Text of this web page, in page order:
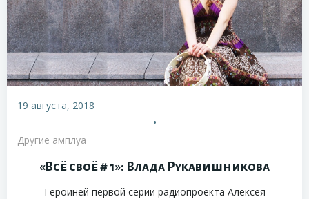
19 августа, 2018
•
Другие амплуа
«Всё своё # 1»: Влада Рукавишникова
Героиней первой серии радиопроекта Алексея